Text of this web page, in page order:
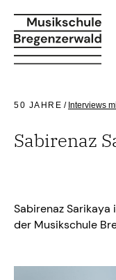
50 JAHRE / Interviews
Sabirenaz
Sabirenaz
der Musikschule